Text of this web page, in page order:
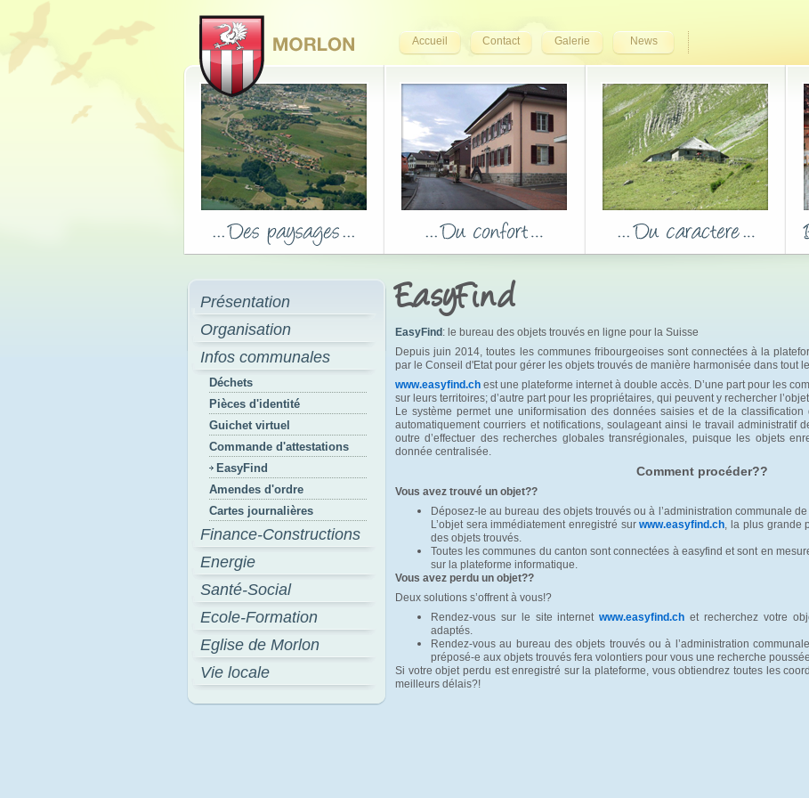
Accueil Contact Galerie News
Présentation
Organisation
Infos communales
Déchets
Pièces d'identité
Guichet virtuel
Commande d'attestations
EasyFind
Amendes d'ordre
Cartes journalières
Finance-Constructions
Energie
Santé-Social
Ecole-Formation
Eglise de Morlon
Vie locale
EasyFind
EasyFind : le bureau des objets trouvés en ligne pour la Suisse
Depuis juin 2014, toutes les communes fribourgeoises sont connectées à la
par le Conseil d'Etat pour gérer les objets trouvés de manière harmonisée dans tout
www.easyfind.ch est une plateforme internet à double accès. D’une part pour les
sur leurs territoires; d’autre part pour les propriétaires, qui peuvent y rechercher
Le système permet une uniformisation des données saisies et de la
automatiquement courriers et notifications, soulageant ainsi le travail administratif
outre d’effectuer des recherches globales transrégionales, puisque les objets
donnée centralisée.
Comment procéder??
Vous avez trouvé un objet??
Déposez-le au bureau des objets trouvés ou à l’administration communale
L’objet sera immédiatement enregistré surwww.easyfind.ch, la plus grande
des objets trouvés.
Toutes les communes du canton sont connectées à easyfind et sont en
sur la plateforme informatique.
Vous avez perdu un objet??
Deux solutions s’offrent à vous!?
Rendez-vous sur le site internetwww.easyfind.ch et recherchez votre
adaptés.
Rendez-vous au bureau des objets trouvés ou à l’administration
préposé-e aux objets trouvés fera volontiers pour vous une recherche
Si votre objet perdu est enregistré sur la plateforme, vous obtiendrez toutes les
meilleurs délais?!